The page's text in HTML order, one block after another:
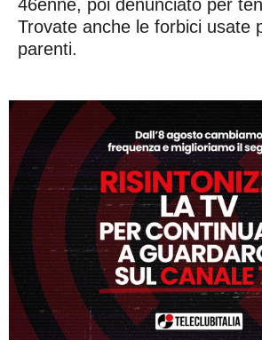
46enne, poi denunciato per
Trovate anche le forbici usate
parenti.